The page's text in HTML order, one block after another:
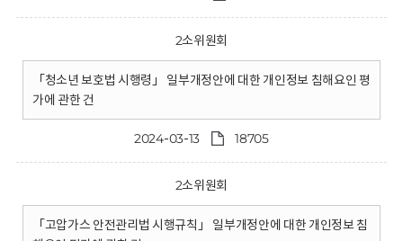
2소위원회
「청소년 보호법 시행령」 일부개정안에 대한 개인정보 침해요인 평
가에 관한 건
2024-03-13 18705
2소위원회
「고압가스 안전관리법 시행규칙」 일부개정안에 대한 개인정보 침